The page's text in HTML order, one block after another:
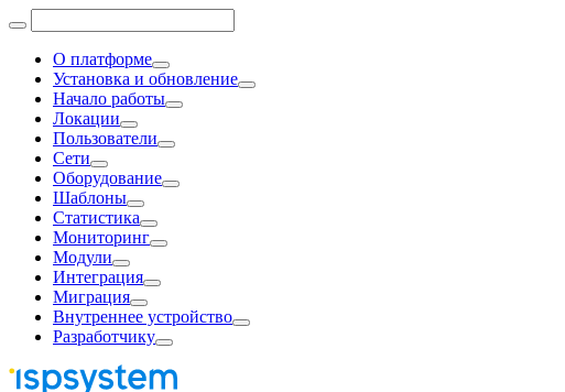
О платформе
Установка и обновление
Начало работы
Локации
Пользователи
Сети
Оборудование
Шаблоны
Статистика
Мониторинг
Модули
Интеграция
Миграция
Внутреннее устройство
Разработчику